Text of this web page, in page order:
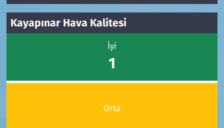
Kayapınar Hava Kalitesi
İyi
1
Orta